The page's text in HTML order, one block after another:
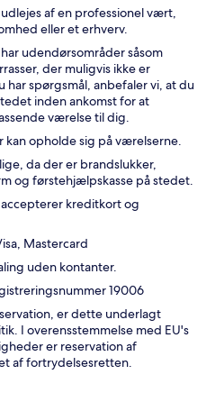
af en professionel vært,
eller et erhverv.
udendørsområder såsom
der muligvis ikke er
har spørgsmål, anbefaler vi, at du
inden ankomst for at
værelse til dig.
opholde sig på værelserne.
da der er brandslukker,
og førstehjælpskasse på stedet.
kreditkort og
Mastercard
uden kontanter.
19006
er dette underlagt
I overensstemmelse med EU's
er reservation af
af fortrydelsesretten.